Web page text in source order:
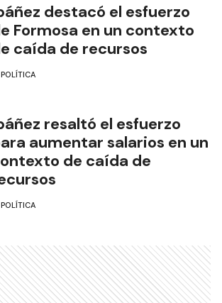
destacó el esfuerzo
Formosa en un contexto
caída de recursos
POLÍTICA
resaltó el esfuerzo
aumentar salarios en un
de caída de
POLÍTICA